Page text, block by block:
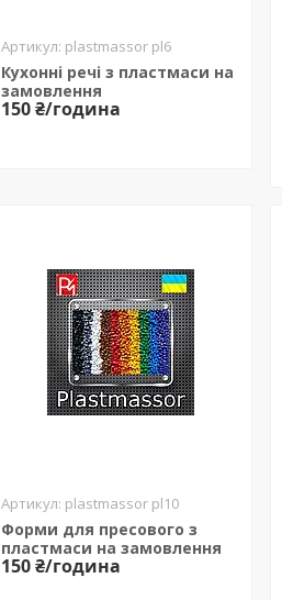
plastmassor pl6
Кухонні речі з пластмаси на
замовлення
150 ₴/година
plastmassor pl10
Форми для пресового з
пластмаси на замовлення
150 ₴/година